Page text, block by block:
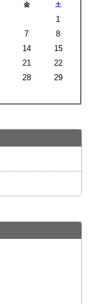
金 土
1
7
8
14
15
21
22
28
29